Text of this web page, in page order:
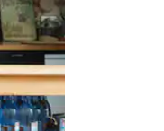
kidole kwenye ishara.